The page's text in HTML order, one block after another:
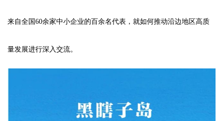
来自全国60余家中小企业的百余名代表，就如何推动沿边地区高质
量发展进行深入交流。